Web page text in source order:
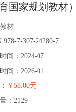
国家规划教材）
材
978-7-307-24280-7
间：2024-07
间：2026-01
￥58.00元
： 2129